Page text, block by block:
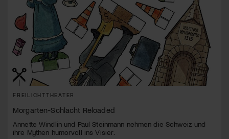
FREILICHTTHEATER
Morgarten-Schlacht Reloaded
Annette Windlin und Paul Steinmann nehmen die Schweiz und
ihre Mythen humorvoll ins Visier.